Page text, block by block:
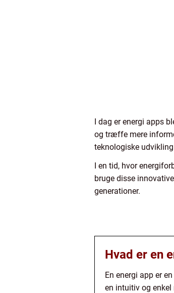
I dag er energi apps
og træffe mere
teknologiske
I en tid, hvor
bruge disse
generationer.
Hvad er en
En energi app er
en intuitiv og enkel